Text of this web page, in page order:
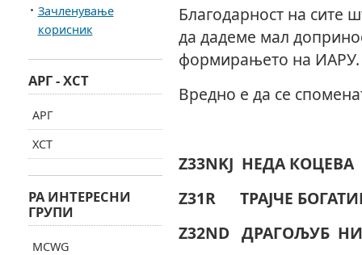
Благодарност на сите
да дадеме мал
формирањето на ИАРУ.
Вредно е да се
Z33NKJ НЕДА
Z31R ТРАЈЧЕ
Z32ND ДРАГОЉУБ
Зачленување
корисник
АРГ - ХСТ
АРГ
ХСТ
РА ИНТЕРЕСНИ
ГРУПИ
MCWG